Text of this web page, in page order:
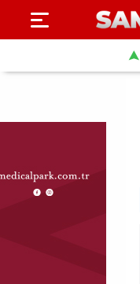
SAYFA
HABER